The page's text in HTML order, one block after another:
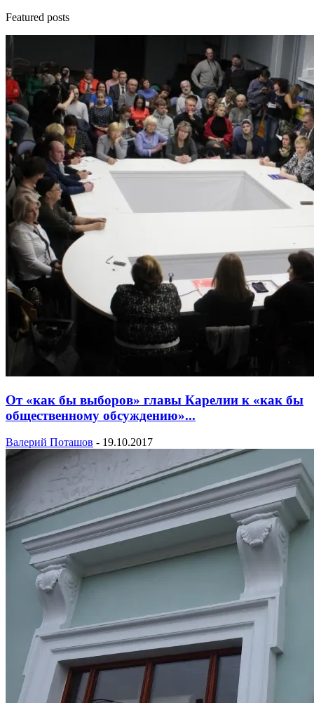
Featured posts
От «как бы выборов» главы Карелии к «как бы
общественному обсуждению»...
Валерий Поташов - 19.10.2017